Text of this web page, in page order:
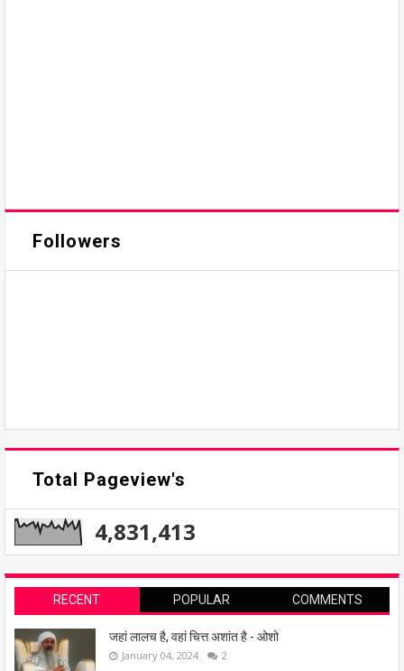
Followers
Total Pageview's
4,831,413
RECENT POPULAR COMMENTS
जहां लालच है, वहां चित्त अशांत है - ओशो
January 04, 2024 2